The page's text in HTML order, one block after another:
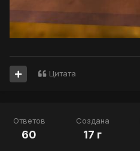
Цитата
Ответов
60
Создана
17 г